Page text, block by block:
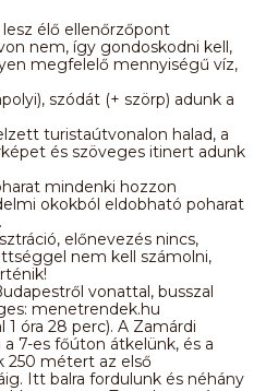
élő ellenőrzőpont
nem, így gondoskodni kell,
megfelelő mennyiségű víz,
szódát (+ szörp) adunk a
turistaútvonalon halad, a
és szöveges itinert adunk
mindenki hozzon
okokból eldobható poharat
előnevezés nincs,
nem kell számolni,
vonattal, busszal
menetrendek.hu
óra 28 perc). A Zamárdi
7-es főúton átkelünk, és a
250 métert az első
Itt balra fordulunk és néhány